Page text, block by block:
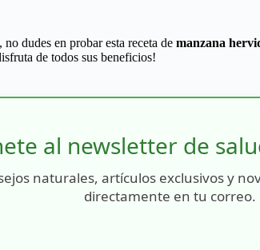
dudes en probar esta receta de manzana
de todos sus beneficios!
al newsletter de
naturales, artículos exclusivos y
directamente en tu correo.